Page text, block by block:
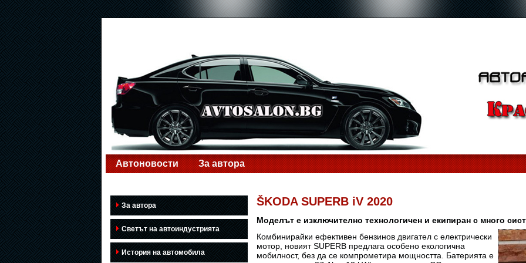
Автоновости За автора
За автора
Светът на автоиндустрията
История на автомобила
ŠKODA SUPERB iV 2020
Моделът е изключително технологичен и екипиран с много
Комбинирайки ефективен бензинов двигател с електрически
мотор, новият SUPERB предлага особено екологична
мобилност, без да се компрометира мощността. Батерията е